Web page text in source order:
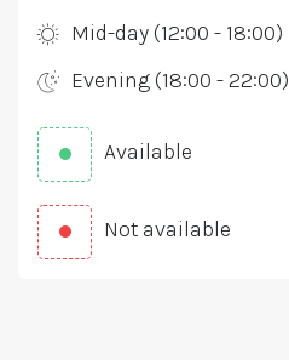
Mid-day (12:00 - 18:00)
Evening (18:00 - 22:00)
Available
Not available